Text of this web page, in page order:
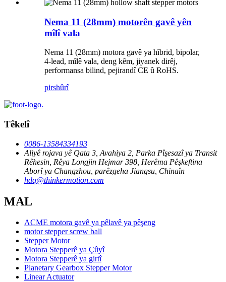
Nema 11 (28mm) motorên gavê yên
mîlî vala
Nema 11 (28mm) motora gavê ya hîbrid, bipolar,
4-lead, mîlê vala, deng kêm, jiyanek dirêj,
performansa bilind, pejirandî CE û RoHS.
pirshûrî
Têkelî
0086-13584334193
Aliyê rojava yê Qata 3, Avahiya 2, Parka Pîşesazî ya Transit
Rêhesin, Rêya Longjin Hejmar 398, Herêma Pêşkeftina
Aborî ya Changzhou, parêzgeha Jiangsu, Chinaîn
hdq@thinkermotion.com
MAL
ACME motora gavê ya pêlavê ya pêşeng
motor stepper screw ball
Stepper Motor
Motora Stepperê ya Çûyî
Motora Stepperê ya girtî
Planetary Gearbox Stepper Motor
Linear Actuator